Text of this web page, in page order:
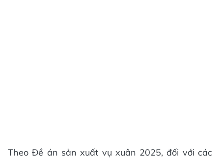
Theo Đề án sản xuất vụ xuân 2025, đối với các